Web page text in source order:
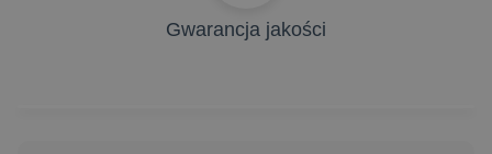
Gwarancja jakości